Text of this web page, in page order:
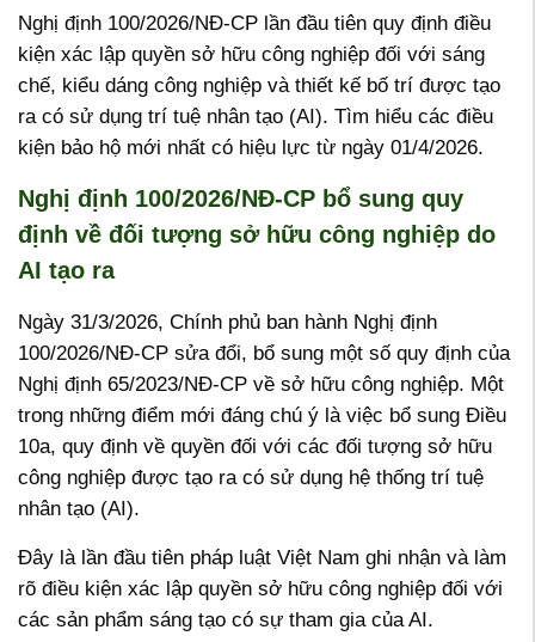
Nghị định 100/2026/NĐ-CP lần đầu tiên quy định điều
kiện xác lập quyền sở hữu công nghiệp đối với sáng
chế, kiểu dáng công nghiệp và thiết kế bố trí được tạo
ra có sử dụng trí tuệ nhân tạo (AI). Tìm hiểu các điều
kiện bảo hộ mới nhất có hiệu lực từ ngày 01/4/2026.
Nghị định 100/2026/NĐ-CP bổ sung quy
định về đối tượng sở hữu công nghiệp do
AI tạo ra
Ngày 31/3/2026, Chính phủ ban hành Nghị định
100/2026/NĐ-CP sửa đổi, bổ sung một số quy định của
Nghị định 65/2023/NĐ-CP về sở hữu công nghiệp. Một
trong những điểm mới đáng chú ý là việc bổ sung Điều
10a, quy định về quyền đối với các đối tượng sở hữu
công nghiệp được tạo ra có sử dụng hệ thống trí tuệ
nhân tạo (AI).
Đây là lần đầu tiên pháp luật Việt Nam ghi nhận và làm
rõ điều kiện xác lập quyền sở hữu công nghiệp đối với
các sản phẩm sáng tạo có sự tham gia của AI.